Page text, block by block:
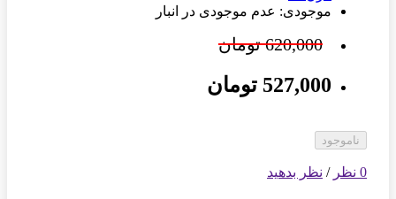
موجودی: عدم موجودی در انبار
620,000 تومان
527,000 تومان
ناموجود
0 نظر / نظر بدهید